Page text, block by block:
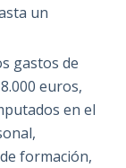
un
gastos de
euros,
en el
formación,